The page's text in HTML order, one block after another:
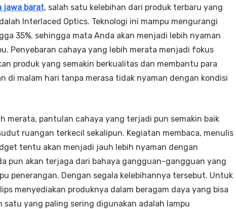
jawa barat, salah satu kelebihan dari produk terbaru yang
Interlaced Optics. Teknologi ini mampu mengurangi
35%, sehingga mata Anda akan menjadi lebih nyaman
Penyebaran cahaya yang lebih merata menjadi fokus
produk yang semakin berkualitas dan membantu para
di malam hari tanpa merasa tidak nyaman dengan kondisi
merata, pantulan cahaya yang terjadi pun semakin baik
ruangan terkecil sekalipun. Kegiatan membaca, menulis
tentu akan menjadi jauh lebih nyaman dengan
pun akan terjaga dari bahaya gangguan-gangguan yang
penerangan. Dengan segala kelebihannya tersebut. Untuk
menyediakan produknya dalam beragam daya yang bisa
satu yang paling sering digunakan adalah lampu